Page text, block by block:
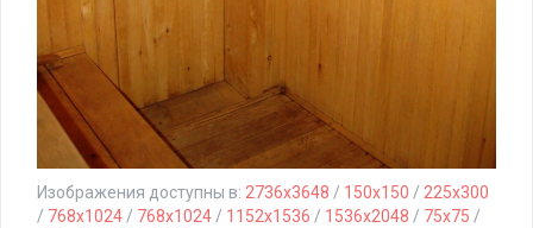
Изображения доступны в: 2736x3648 / 150x150 / 225x300
/ 768x1024 / 768x1024 / 1152x1536 / 1536x2048 / 75x75 /